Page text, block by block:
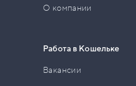
О компании
Работа в Кошельке
Вакансии